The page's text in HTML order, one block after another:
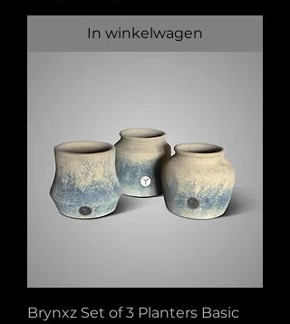
In winkelwagen
Brynxz Set of 3 Planters Basic